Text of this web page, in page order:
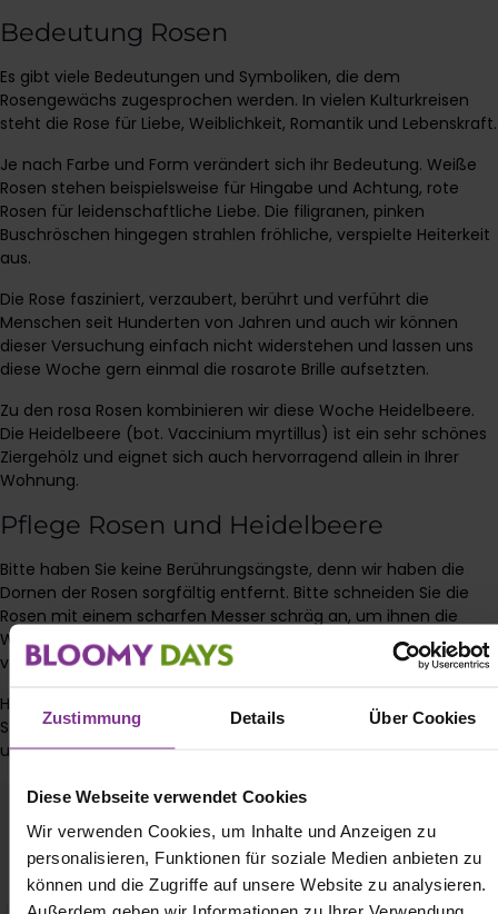
Zustimmung Details Über Cookies
Diese Webseite verwendet Cookies
Wir verwenden Cookies, um Inhalte und Anzeigen zu
personalisieren, Funktionen für soziale Medien anbieten zu
können und die Zugriffe auf unsere Website zu analysieren.
Bedeutung Rosen
Es gibt viele Bedeutungen und Symboliken, die dem
Rosengewächs zugesprochen werden. In vielen Kulturkreisen
steht die Rose für Liebe, Weiblichkeit, Romantik und Lebenskraft.
Je nach Farbe und Form verändert sich ihr Bedeutung. Weiße
Rosen stehen beispielsweise für Hingabe und Achtung, rote
Rosen für leidenschaftliche Liebe. Die filigranen, pinken
Buschröschen hingegen strahlen fröhliche, verspielte Heiterkeit
aus.
Die Rose fasziniert, verzaubert, berührt und verführt die
Menschen seit Hunderten von Jahren und auch wir können
dieser Versuchung einfach nicht widerstehen und lassen uns
diese Woche gern einmal die rosarote Brille aufsetzten.
Zu den rosa Rosen kombinieren wir diese Woche Heidelbeere.
Die Heidelbeere (bot. Vaccinium myrtillus) ist ein sehr schönes
Ziergehölz und eignet sich auch hervorragend allein in Ihrer
Wohnung.
Pflege Rosen und Heidelbeere
Bitte haben Sie keine Berührungsängste, denn wir haben die
Dornen der Rosen sorgfältig entfernt. Bitte schneiden Sie die
Rosen mit einem scharfen Messer schräg an, um ihnen die
Wasseraufnahme zu erleichtern und somit ihre Haltbarkeit zu
verlängern.
Heidelbeere hat lediglich dieselben Pflegeansprüche wie andere
Schnittblumen. Am besten schneiden Sie die Zweige frisch an
und stellen sie anschließend in sauberes frisches Wasser.